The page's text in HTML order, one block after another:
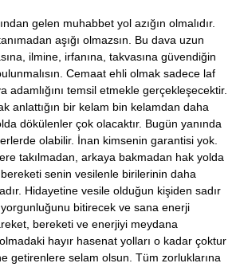
gelen muhabbet yol azığın olmalıdır.
aşığı olmazsın. Bu dava uzun
ilmine, irfanına, takvasına güvendiğin
Cemaat ehli olmak sadece laf
adamlığını temsil etmekle gerçekleşecektir.
anlattığın bir kelam bin kelamdan daha
dökülenler çok olacaktır. Bugün yanında
olabilir. İnan kimsenin garantisi yok.
takılmadan, arkaya bakmadan hak yolda
senin vesilenle birilerinin daha
Hidayetine vesile olduğun kişiden sadır
bitirecek ve sana enerji
bereketi ve enerjiyi meydana
hayır hasenat yolları o kadar çoktur
getirenlere selam olsun. Tüm zorluklarına